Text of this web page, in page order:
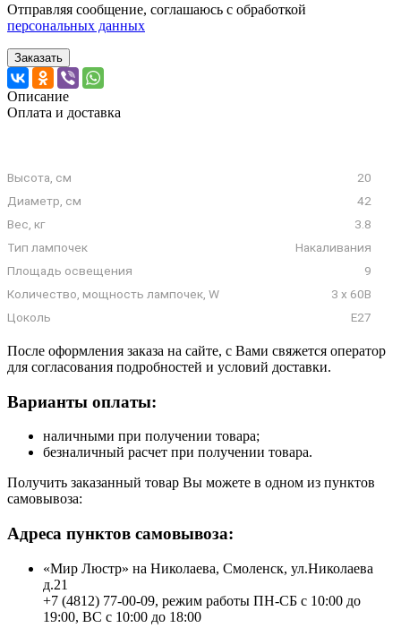
Отправляя сообщение, соглашаюсь с обработкой
персональных данных
Заказать
Описание
Оплата и доставка
Высота, см
20
Диаметр, см
42
Вес, кг
3.8
Тип лампочек
Накаливания
Площадь освещения
9
Количество, мощность лампочек, W
3 x 60В
Цоколь
E27
После оформления заказа на сайте, с Вами свяжется оператор
для согласования подробностей и условий доставки.
Варианты оплаты:
наличными при получении товара;
безналичный расчет при получении товара.
Получить заказанный товар Вы можете в одном из пунктов
самовывоза:
Адреса пунктов самовывоза:
«Мир Люстр» на Николаева, Смоленск, ул.Николаева
д.21
+7 (4812) 77-00-09, режим работы ПН-СБ с 10:00 до
19:00, ВС с 10:00 до 18:00